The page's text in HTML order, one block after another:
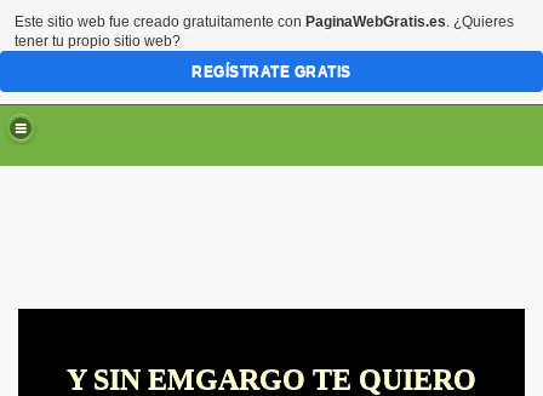
Y SIN EMGARGO TE QUIERO
Este sitio web fue creado gratuitamente con PaginaWebGratis.es. ¿Quieres
tener tu propio sitio web?
REGÍSTRATE GRATIS